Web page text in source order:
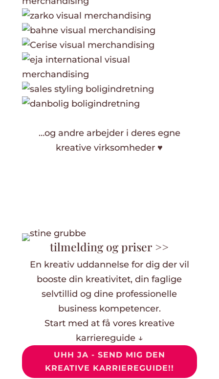
…og andre arbejder i deres egne
kreative virksomheder ♥
tilmelding og priser >>
En kreativ uddannelse for dig der vil
booste din kreativitet, din faglige
selvtillid og dine professionelle
business kompetencer.
Start med at få vores kreative
karriereguide ↓
UHH JA - SEND MIG DEN
KREATIVE KARRIEREGUIDE!!